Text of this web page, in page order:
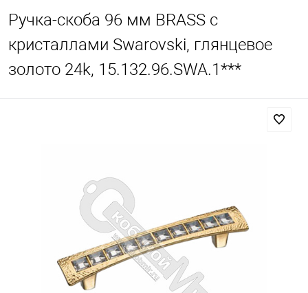
Ручка-скоба 96 мм BRASS с
кристаллами Swarovski, глянцевое
золото 24k, 15.132.96.SWA.1***